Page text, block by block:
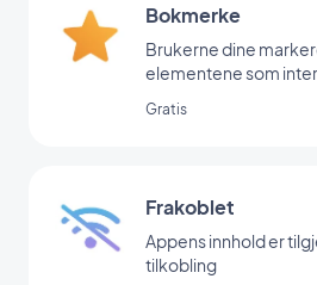
Bokmerke
Brukerne dine
elementene som
Gratis
Frakoblet
Appens innhold er
tilkobling